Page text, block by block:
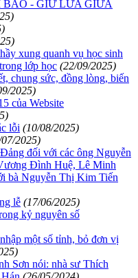
- GIỮ LỬA GIỮA
xung quanh vụ học sinh
lớp học (22/09/2025)
chung sức, đồng lòng, biến
2025)
của Website
lỗi (10/08/2025)
2025)
đối với các ông Nguyễn
Đình Huệ, Lê Minh
bà Nguyễn Thị Kim Tiến
lễ (17/06/2025)
kỷ nguyên số
một số tỉnh, bỏ đơn vị
Sơn nói: nhà sư Thích